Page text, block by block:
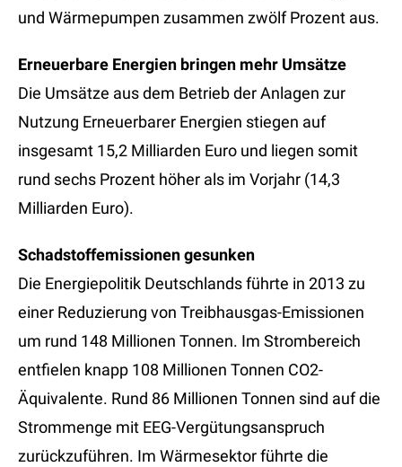
und Wärmepumpen zusammen zwölf Prozent aus.
Erneuerbare Energien bringen mehr Umsätze
Die Umsätze aus dem Betrieb der Anlagen zur
Nutzung Erneuerbarer Energien stiegen auf
insgesamt 15,2 Milliarden Euro und liegen somit
rund sechs Prozent höher als im Vorjahr (14,3
Milliarden Euro).
Schadstoffemissionen gesunken
Die Energiepolitik Deutschlands führte in 2013 zu
einer Reduzierung von Treibhausgas-Emissionen
um rund 148 Millionen Tonnen. Im Strombereich
entfielen knapp 108 Millionen Tonnen CO2-
Äquivalente. Rund 86 Millionen Tonnen sind auf die
Strommenge mit EEG-Vergütungsanspruch
zurückzuführen. Im Wärmesektor führte die